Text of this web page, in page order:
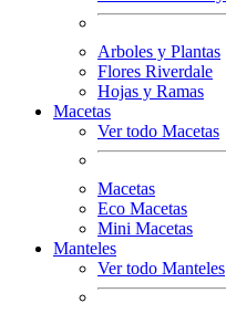
Arboles y Plantas
Flores Riverdale
Hojas y Ramas
Macetas
Ver todo Macetas
Macetas
Eco Macetas
Mini Macetas
Manteles
Ver todo Manteles